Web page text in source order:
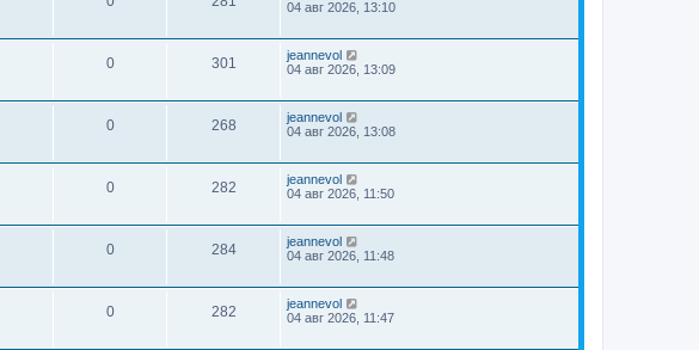
04 авг 2026, 13:10
0 301
jeannevol
04 авг 2026, 13:09
0 268
jeannevol
04 авг 2026, 13:08
0 282
jeannevol
04 авг 2026, 11:50
0 284
jeannevol
04 авг 2026, 11:48
0 282
jeannevol
04 авг 2026, 11:47